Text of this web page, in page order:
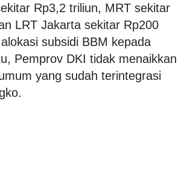
Rp3,2 triliun, MRT sekitar
LRT Jakarta sekitar Rp200
subsidi BBM kepada
Pemprov DKI tidak menaikkan
yang sudah terintegrasi